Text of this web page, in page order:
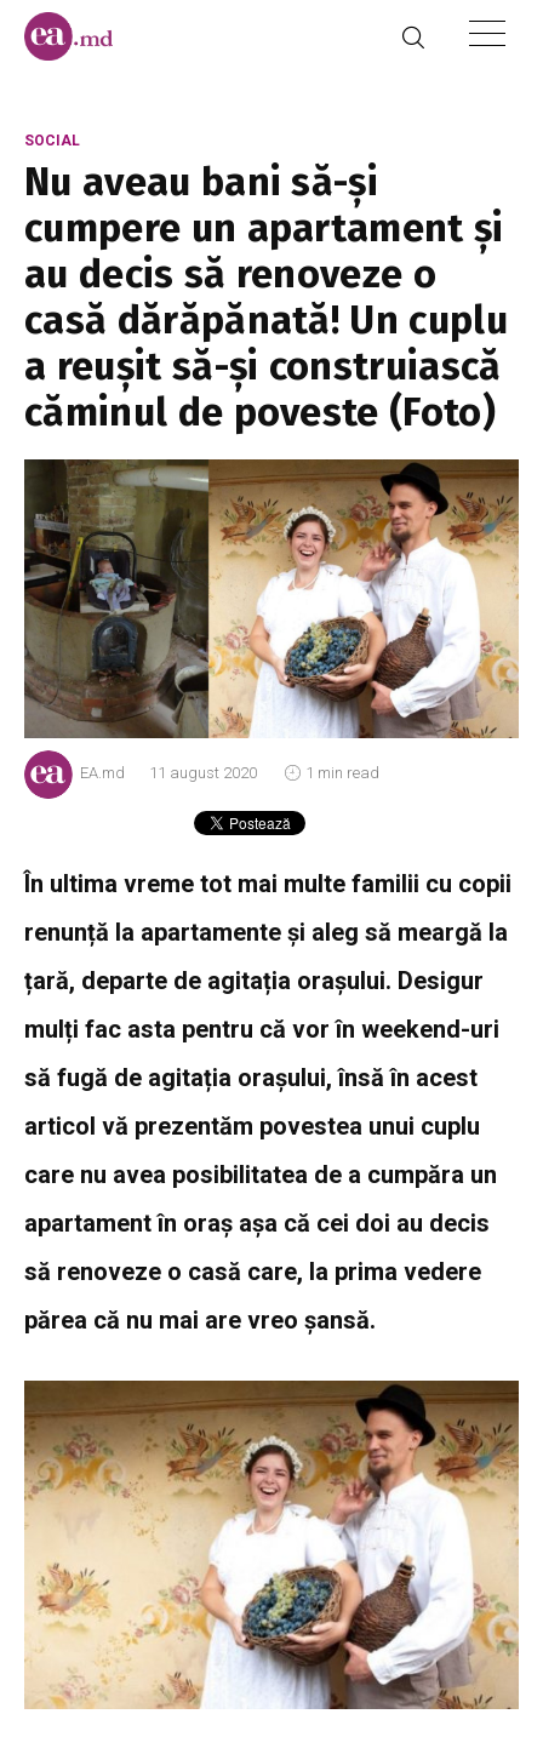
SOCIAL
Nu aveau bani să-și
cumpere un apartament și
au decis să renoveze o
casă dărăpănată! Un cuplu
a reușit să-și construiască
căminul de poveste (Foto)
EA.md 11 august 2020 1 min read
În ultima vreme tot mai multe familii cu copii
renunță la apartamente și aleg să meargă la
țară, departe de agitația orașului. Desigur
mulți fac asta pentru că vor în weekend-uri
să fugă de agitația orașului, însă în acest
articol vă prezentăm povestea unui cuplu
care nu avea posibilitatea de a cumpăra un
apartament în oraș așa că cei doi au decis
să renoveze o casă care, la prima vedere
părea că nu mai are vreo șansă.